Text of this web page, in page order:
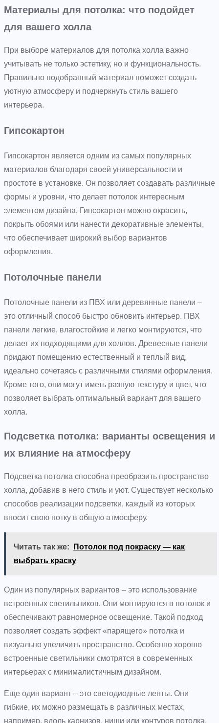
Материалы для потолка: что подойдет
для вашего холла
При выборе материалов для потолка холла важно
учитывать не только эстетику, но и функциональность.
Правильно подобранный материал поможет создать
уютную атмосферу и подчеркнуть стиль вашего
интерьера.
Гипсокартон
Гипсокартон является одним из самых популярных
материалов благодаря своей универсальности и
простоте в установке. Он позволяет создавать различные
формы и уровни, что делает потолок интересным
элементом дизайна. Гипсокартон можно окрасить,
покрыть обоями или нанести декоративные элементы,
что обеспечивает широкий выбор вариантов
оформления.
Потолочные панели
Потолочные панели из ПВХ или деревянные панели –
это отличный способ быстро обновить интерьер. ПВХ
панели легкие, влагостойкие и легко монтируются, что
делает их подходящими для холлов. Древесные панели
придают помещению естественный и теплый вид,
идеально сочетаясь с различными стилями оформления.
Кроме того, они могут иметь разную текстуру и цвет, что
позволяет выбрать оптимальный вариант для вашего
холла.
Подсветка потолка: варианты освещения и
их влияние на атмосферу
Подсветка потолка способна преобразить пространство
холла, добавив в него стиль и уют. Существует несколько
способов реализации подсветки, каждый из которых
вносит свою нотку в общую атмосферу.
Читать так же:
Потолок под покраску — как
выбрать краску
Один из популярных вариантов – это использование
встроенных светильников. Они монтируются в потолок и
обеспечивают равномерное освещение. Такой подход
позволяет создать эффект «парящего» потолка и
визуально увеличить пространство. Особенно хорошо
встроенные светильники смотрятся в современных
интерьерах с минималистичным дизайном.
Еще один вариант – это светодиодные ленты. Они
гибкие, их можно размещать в различных местах,
например, вдоль карнизов, ниши или контуров потолка.